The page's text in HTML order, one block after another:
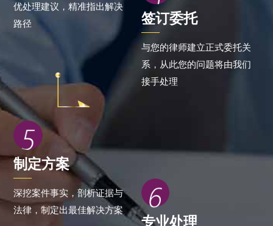
优处理建议，精准指出解决
路径
签订委托
与您的律师建立正式委托关
系，从此您的问题将由我们
接手处理
制定方案
深挖案件事实，剖析证据与
法律，制定出最佳解决方案
专业处理